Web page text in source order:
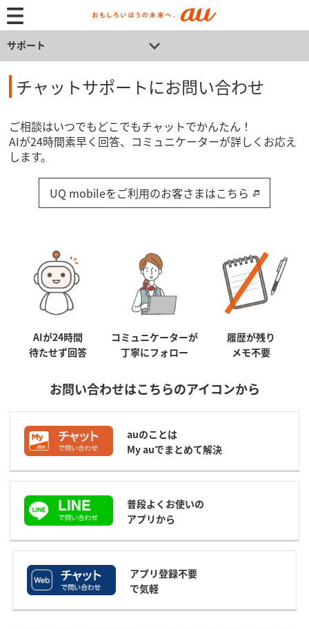
サポート
チャットサポートにお問い合わせ
ご相談はいつでもどこでもチャットでかんたん！
AIが24時間素早く回答、コミュニケーターが詳しくお応え
します。
UQ mobileをご利用のお客さまはこちら
AIが24時間
待たせず回答
コミュニケーターが
丁寧にフォロー
履歴が残り
メモ不要
お問い合わせはこちらのアイコンから
auのことは
My auでまとめて解決
普段よくお使いの
アプリから
アプリ登録不要
で気軽